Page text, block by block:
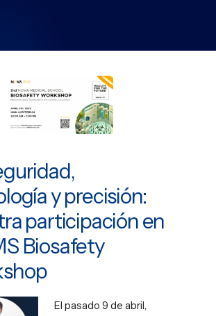
ES
PT
y precisión:
participación en
Biosafety
El pasado 9 de abril,